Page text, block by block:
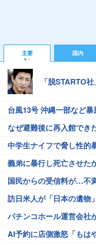
主要 国内
「脱STARTO
台風13号 沖縄一部など暴
なぜ避難後に再入館でき
中学生ナイフで脅し性的
義弟に暴行し死亡させた
国民からの受信料が…不
訪日米人が「日本の遺物
パチンコホール運営会社
AI予約に店側激怒「もは